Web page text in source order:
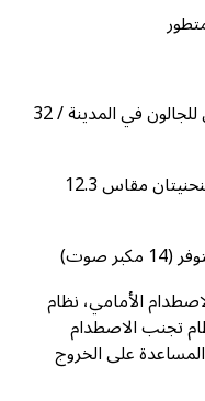
حتى 25 ميل للجالون في المدينة / 32
شاشتان منحنيتان مقاس 12.3
صوت)
الأمامي، نظام
تجنب الاصطدام
على الخروج